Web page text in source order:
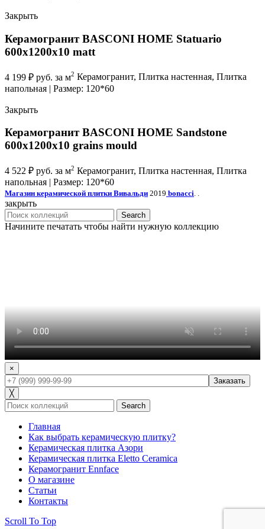
Закрыть
Керамогранит BASCONI HOME Statuario
600x1200x10 matt
4 199 ₽ руб. за м2 Керамогранит, Плитка настенная, Плитка
напольная | Размер: 120*60
Закрыть
Керамогранит BASCONI HOME Sandstone
600x1200x10 grains mould
4 522 ₽ руб. за м2 Керамогранит, Плитка настенная, Плитка
напольная | Размер: 120*60
Магазин керамической плитки Вивальди 2019 bonacci. .
закрыть
Search
Начините печатать чтобы найти нужную коллекцию
×
╳
Search
Главная
Как выбрать керамическую плитку?
Керамическая плитка Азори
Керамическая плитка Eletto Ceramica
Керамогранит Ennface
О магазине
Статьи
Контакты
Scroll To Top